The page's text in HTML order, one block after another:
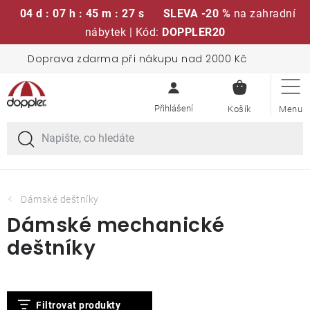
04 d : 07 h : 45 m : 27 s SLEVA -20 % na zahradní
nábytek | Kód: DOPPLER20
obsah
Doprava zdarma při nákupu nad 2000 Kč
KOŠÍK
Sedací soupravy
Slunečníky
Křesla a židle
Stoly
Dámské deštníky
Dámské mechanické
deštníky
Filtrovat produkty
V